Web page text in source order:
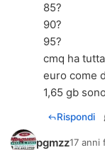
85?
90?
95?
cmq ha
euro come
1,65 gb
Rispondi
pgmzz17 anni